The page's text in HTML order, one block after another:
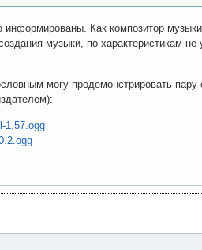
информированы. Как композитор
музыки, по характеристикам
могу продемонстрировать
1.57.ogg